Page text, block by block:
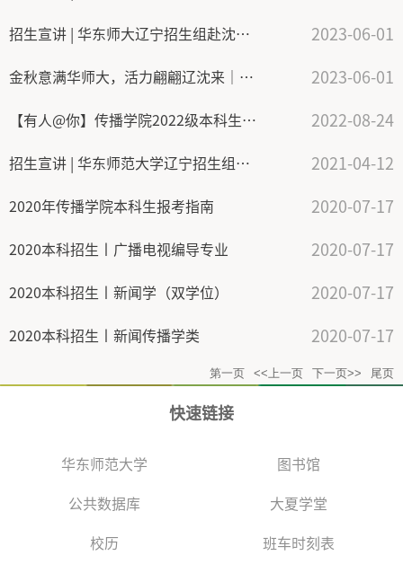
招生宣讲 | 华东师大辽宁招生组赴沈阳市第三十一中学开展招生宣传活动 2023-06-01
金秋意满华师大，活力翩翩辽沈来｜2022级辽宁省新生座谈会顺利举行 2023-06-01
【有人@你】传播学院2022级本科生新生群来啦！快来加入！ 2022-08-24
招生宣讲 | 华东师范大学辽宁招生组赴辽宁省朝阳市开展招生宣传 2021-04-12
2020年传播学院本科生报考指南 2020-07-17
2020本科招生丨广播电视编导专业 2020-07-17
2020本科招生丨新闻学（双学位） 2020-07-17
2020本科招生丨新闻传播学类 2020-07-17
第一页 <<上一页 下一页>> 尾页
快速链接
华东师范大学 图书馆
公共数据库 大夏学堂
校历 班车时刻表